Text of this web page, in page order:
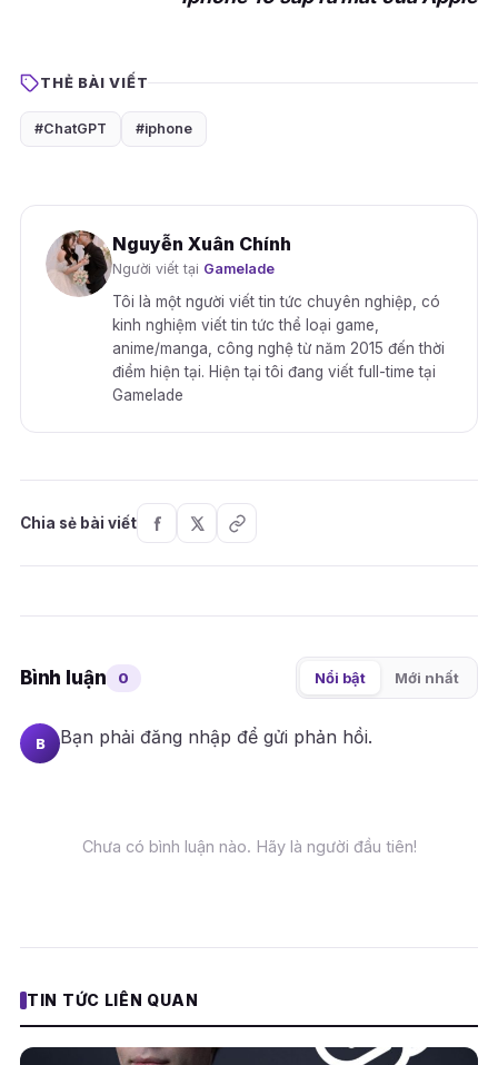
THẺ BÀI VIẾT
#ChatGPT #iphone
Nguyễn Xuân Chính
Người viết tại Gamelade
Tôi là một người viết tin tức chuyên nghiệp, có
kinh nghiệm viết tin tức thể loại game,
anime/manga, công nghệ từ năm 2015 đến thời
điểm hiện tại. Hiện tại tôi đang viết full-time tại
Gamelade
Chia sẻ bài viết
Bình luận 0 Nổi bật Mới nhất
B Bạn phải đăng nhập để gửi phản hồi.
Chưa có bình luận nào. Hãy là người đầu tiên!
TIN TỨC LIÊN QUAN